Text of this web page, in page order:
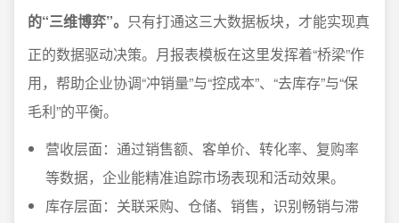
的“三维博弈”。 只有打通这三大数据板块，才能实现真
正的数据驱动决策。月报表模板在这里发挥着“桥梁”作
用，帮助企业协调“冲销量”与“控成本”、“去库存”与“保
毛利”的平衡。
营收层面：通过销售额、客单价、转化率、复购率
等数据，企业能精准追踪市场表现和活动效果。
库存层面：关联采购、仓储、销售，识别畅销与滞